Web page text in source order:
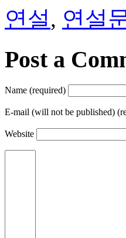
연설, 연설
Post a
Name (required)
E-mail (will not be published)
Website